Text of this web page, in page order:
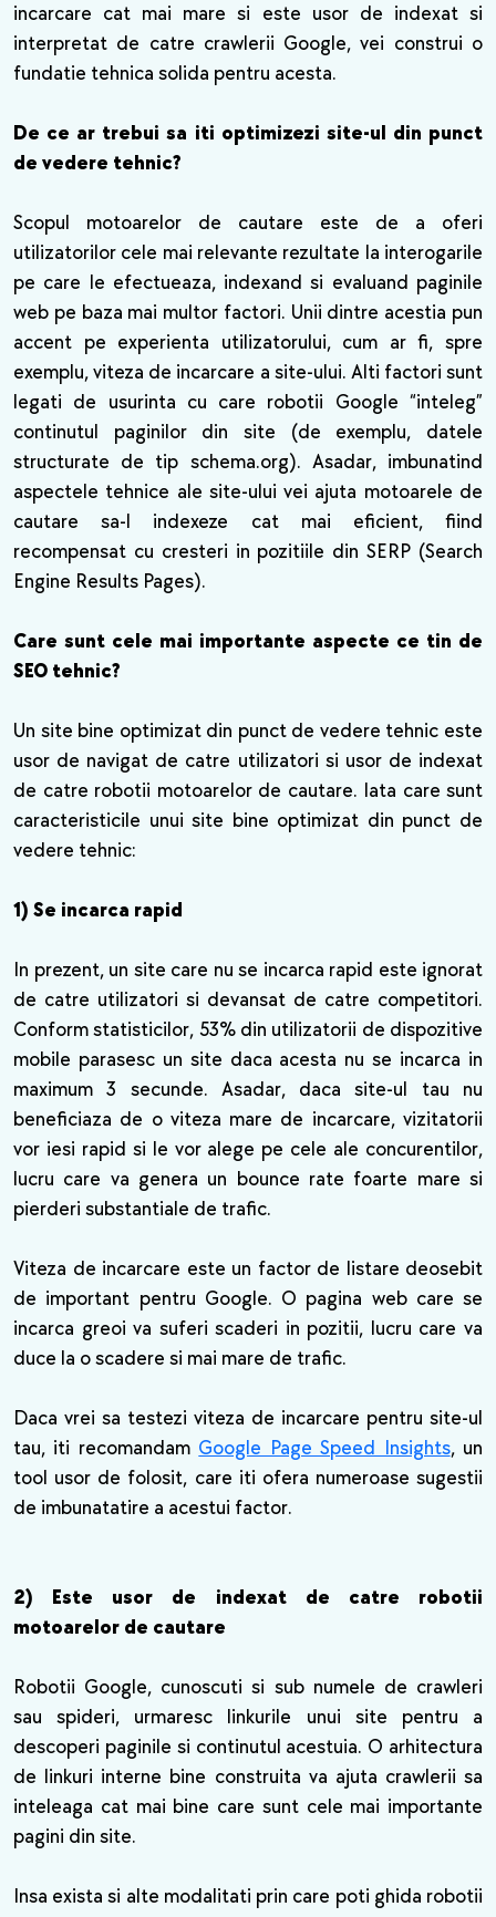
incarcare cat mai mare si este usor de indexat si
interpretat de catre crawlerii Google, vei construi o
fundatie tehnica solida pentru acesta.
De ce ar trebui sa iti optimizezi site-ul din punct
de vedere tehnic?
Scopul motoarelor de cautare este de a oferi
utilizatorilor cele mai relevante rezultate la interogarile
pe care le efectueaza, indexand si evaluand paginile
web pe baza mai multor factori. Unii dintre acestia pun
accent pe experienta utilizatorului, cum ar fi, spre
exemplu, viteza de incarcare a site-ului. Alti factori sunt
legati de usurinta cu care robotii Google “inteleg”
continutul paginilor din site (de exemplu, datele
structurate de tip schema.org). Asadar, imbunatind
aspectele tehnice ale site-ului vei ajuta motoarele de
cautare sa-l indexeze cat mai eficient, fiind
recompensat cu cresteri in pozitiile din SERP (Search
Engine Results Pages).
Care sunt cele mai importante aspecte ce tin de
SEO tehnic?
Un site bine optimizat din punct de vedere tehnic este
usor de navigat de catre utilizatori si usor de indexat
de catre robotii motoarelor de cautare. Iata care sunt
caracteristicile unui site bine optimizat din punct de
vedere tehnic:
1) Se incarca rapid
In prezent, un site care nu se incarca rapid este ignorat
de catre utilizatori si devansat de catre competitori.
Conform statisticilor, 53% din utilizatorii de dispozitive
mobile parasesc un site daca acesta nu se incarca in
maximum 3 secunde. Asadar, daca site-ul tau nu
beneficiaza de o viteza mare de incarcare, vizitatorii
vor iesi rapid si le vor alege pe cele ale concurentilor,
lucru care va genera un bounce rate foarte mare si
pierderi substantiale de trafic.
Viteza de incarcare este un factor de listare deosebit
de important pentru Google. O pagina web care se
incarca greoi va suferi scaderi in pozitii, lucru care va
duce la o scadere si mai mare de trafic.
Daca vrei sa testezi viteza de incarcare pentru site-ul
tau, iti recomandam Google Page Speed Insights, un
tool usor de folosit, care iti ofera numeroase sugestii
de imbunatatire a acestui factor.
2) Este usor de indexat de catre robotii
motoarelor de cautare
Robotii Google, cunoscuti si sub numele de crawleri
sau spideri, urmaresc linkurile unui site pentru a
descoperi paginile si continutul acestuia. O arhitectura
de linkuri interne bine construita va ajuta crawlerii sa
inteleaga cat mai bine care sunt cele mai importante
pagini din site.
Insa exista si alte modalitati prin care poti ghida robotii